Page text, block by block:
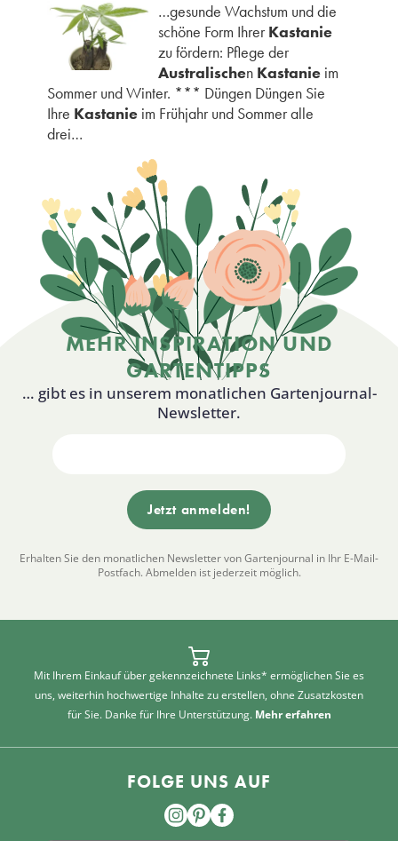
…gesunde Wachstum und die
schöne Form IhrerKastanie
zu fördern: Pflege der
Australischen Kastanieim
Sommer und Winter. *** Düngen Düngen Sie
Ihre Kastanieim Frühjahr und Sommer alle
drei…
MEHR INSPIRATION UND
GARTENTIPPS
… gibt es in unserem monatlichen Gartenjournal-
Newsletter.
Erhalten Sie den monatlichen Newsletter von Gartenjournal in Ihr E-Mail-
Postfach. Abmelden ist jederzeit möglich.
Mit Ihrem Einkauf über gekennzeichnete Links* ermöglichen Sie es
uns, weiterhin hochwertige Inhalte zu erstellen, ohne Zusatzkosten
für Sie. Danke für Ihre Unterstützung. Mehr erfahren
FOLGE UNS AUF